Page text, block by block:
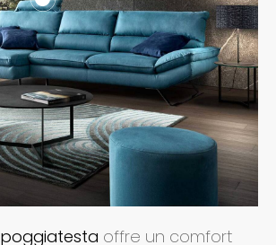
poggiatesta offre un comfort